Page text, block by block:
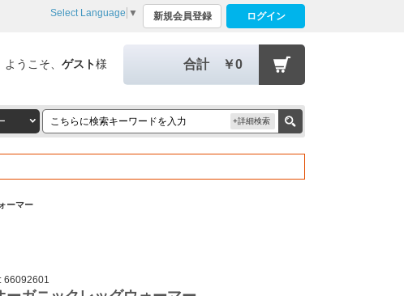
ログイン
新規会員登録
Select Language ▼
ようこそ、 ゲスト様 合計 ￥0
+詳細検索
ーマー
66092601